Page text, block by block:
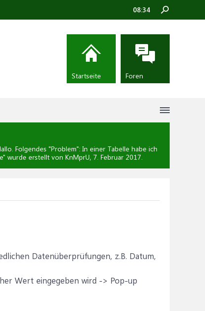
Folgendes "Problem": In einer Tabelle habe ich
" wurde erstellt von KnMprU, 7. Februar 2017.
Datenüberprüfungen, z.B. Datum,
Wert eingegeben wird -> Pop-up
08:34
Startseite Foren